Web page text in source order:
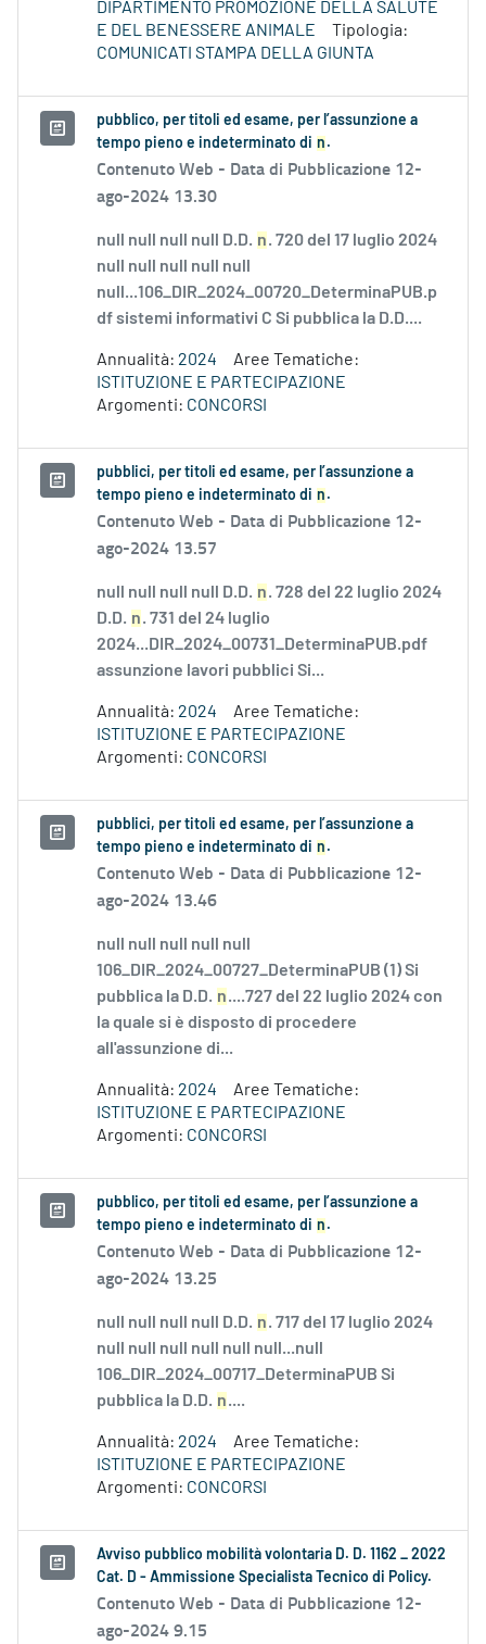
DIPARTIMENTO PROMOZIONE DELLA SALUTE
E DEL BENESSERE ANIMALE
Tipologia:
COMUNICATI STAMPA DELLA GIUNTA
pubblico, per titoli ed esame, per l’assunzione a
tempo pieno e indeterminato di n .
Contenuto Web - Data di Pubblicazione 12-
ago-2024 13.30
null null null null D.D. n. 720 del 17 luglio 2024
null null null null null
null...106_DIR_2024_00720_DeterminaPUB.p
df sistemi informativi C Si pubblica la D.D....
Annualità: 2024
Aree Tematiche:
ISTITUZIONE E PARTECIPAZIONE
Argomenti: CONCORSI
pubblici, per titoli ed esame, per l’assunzione a
tempo pieno e indeterminato di n .
Contenuto Web - Data di Pubblicazione 12-
ago-2024 13.57
null null null null D.D. n. 728 del 22 luglio 2024
D.D. n. 731 del 24 luglio
2024...DIR_2024_00731_DeterminaPUB.pdf
assunzione lavori pubblici Si...
Annualità: 2024
Aree Tematiche:
ISTITUZIONE E PARTECIPAZIONE
Argomenti: CONCORSI
pubblici, per titoli ed esame, per l’assunzione a
tempo pieno e indeterminato di n .
Contenuto Web - Data di Pubblicazione 12-
ago-2024 13.46
null null null null null
106_DIR_2024_00727_DeterminaPUB (1) Si
pubblica la D.D. n....727 del 22 luglio 2024 con
la quale si è disposto di procedere
all'assunzione di...
Annualità: 2024
Aree Tematiche:
ISTITUZIONE E PARTECIPAZIONE
Argomenti: CONCORSI
pubblico, per titoli ed esame, per l’assunzione a
tempo pieno e indeterminato di n .
Contenuto Web - Data di Pubblicazione 12-
ago-2024 13.25
null null null null D.D. n. 717 del 17 luglio 2024
null null null null null null...null
106_DIR_2024_00717_DeterminaPUB Si
pubblica la D.D. n....
Annualità: 2024
Aree Tematiche:
ISTITUZIONE E PARTECIPAZIONE
Argomenti: CONCORSI
Avviso pubblico mobilità volontaria D. D. 1162 _ 2022
Cat. D - Ammissione Specialista Tecnico di Policy.
Contenuto Web - Data di Pubblicazione 12-
ago-2024 9.15